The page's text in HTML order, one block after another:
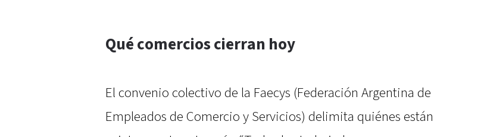
Qué comercios cierran hoy
El convenio colectivo de la Faecys (Federación Argentina de
Empleados de Comercio y Servicios) delimita quiénes están